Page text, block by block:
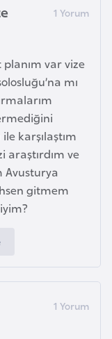
var vize
mı
karşılaştım
araştırdım ve
gitmem